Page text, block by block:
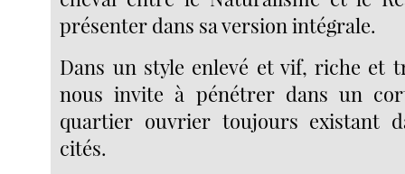
présenter dans sa version intégrale.
Dans un style enlevé et vif, riche et
nous invite à pénétrer dans un
quartier ouvrier toujours existant
cités.